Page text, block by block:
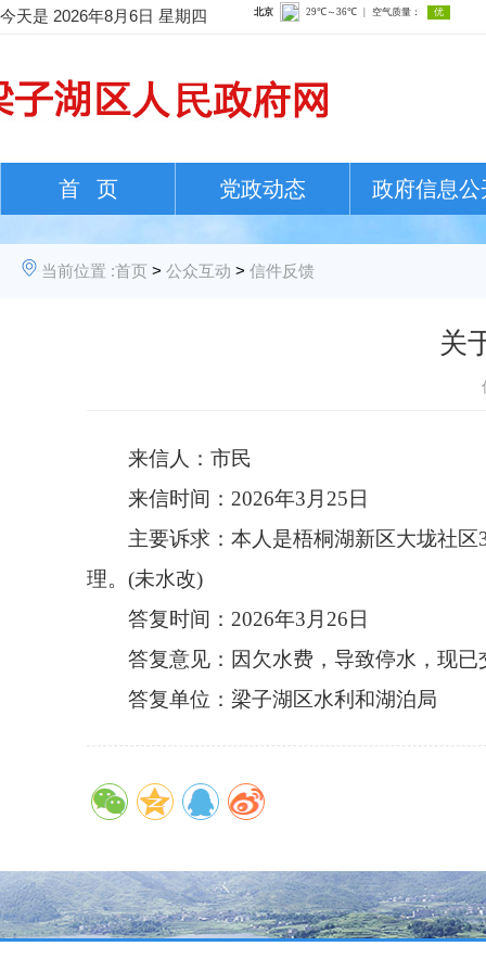
今天是 2026年8月6日 星期四
首 页 党政动态 政府信息公
当前位置 :首页 > 公众互动 > 信件反馈
关
来信人：市民
来信时间：2026年3月25日
主要诉求： 本人是梧桐湖新区大垅社
理。(未水改)
答复时间：2026年3月26日
答复意见： 因欠水费，导致停水，现
答复单位：梁子湖区水利和湖泊局